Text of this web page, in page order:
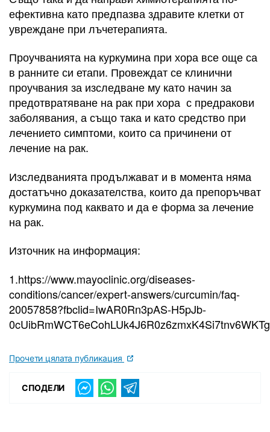
ефективна като предпазва здравите клетки от
увреждане при лъчетерапията.
Проучванията на куркумина при хора все още са
в ранните си етапи. Провеждат се клинични
проучвания за изследване му като начин за
предотвратяване на рак при хора с предракови
заболявания, а също така и като средство при
лечението симптоми, които са причинени от
лечение на рак.
Изследванията продължават и в момента няма
достатъчно доказателства, които да препоръчват
куркумина под каквато и да е форма за лечение
на рак.
Източник на информация:
1.https://www.mayoclinic.org/diseases-
conditions/cancer/expert-answers/curcumin/faq-
20057858?fbclid=IwAR0Rn3pAS-H5pJb-
Прочети цялата публикация
СПОДЕЛИ